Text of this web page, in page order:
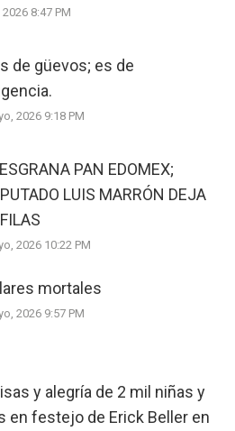
8:47 PM
de güevos; es de
2026 9:18 PM
PAN EDOMEX;
LUIS MARRÓN DEJA
2026 10:22 PM
mortales
2026 9:57 PM
y alegría de 2 mil niñas y
en festejo de Erick Beller en